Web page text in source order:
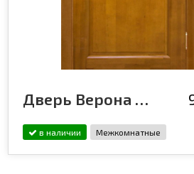
Дверь Верона ДО, медовый орех
в наличии Межкомнатные